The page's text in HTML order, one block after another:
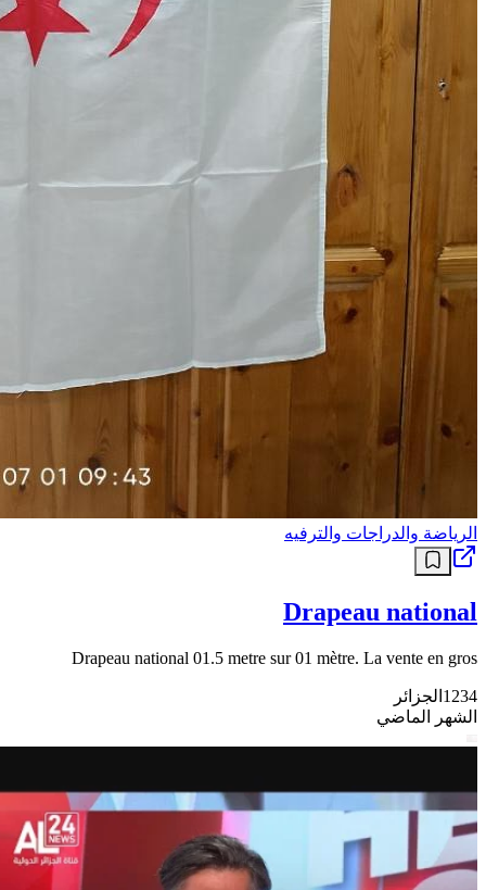
الرياضة والدراجات والترفيه
Drapeau national
Drapeau national 01.5 metre sur 01 mètre. La vente en gros
1234 الجزائر
الشهر الماضي